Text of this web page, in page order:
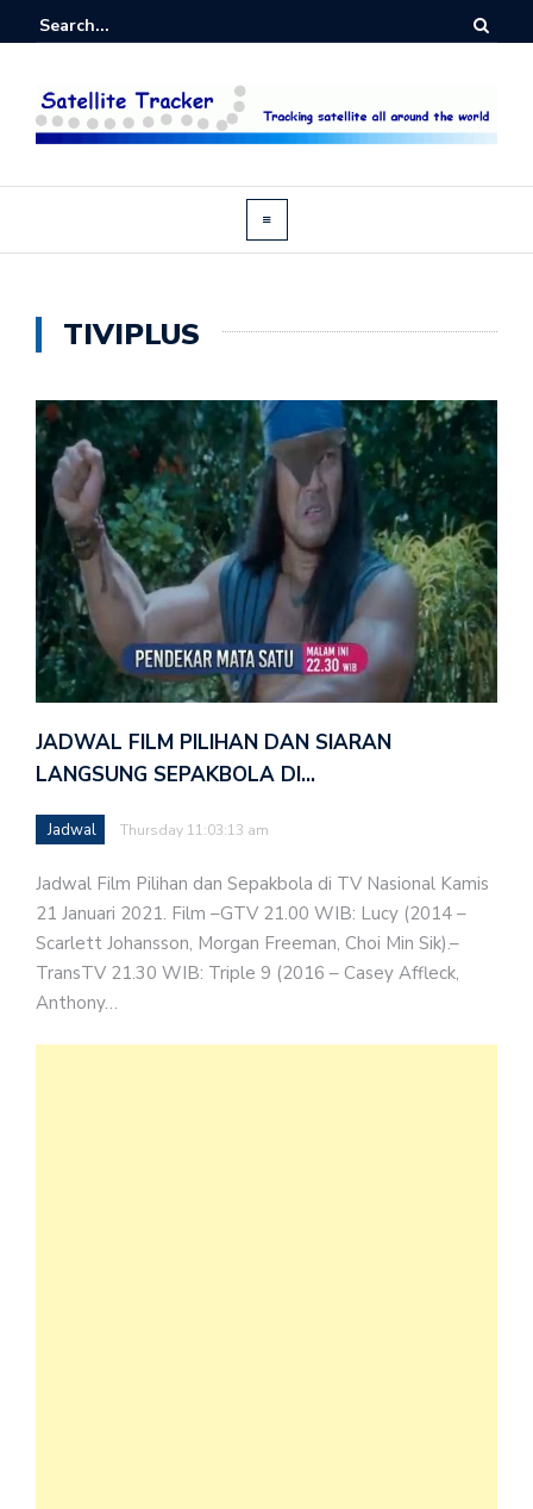
TIVIPLUS
JADWAL FILM PILIHAN DAN SIARAN
LANGSUNG SEPAKBOLA DI…
Jadwal Thursday 11:03:13 am
Jadwal Film Pilihan dan Sepakbola di TV Nasional Kamis
21 Januari 2021. Film –GTV 21.00 WIB: Lucy (2014 –
Scarlett Johansson, Morgan Freeman, Choi Min Sik).–
TransTV 21.30 WIB: Triple 9 (2016 – Casey Affleck,
Anthony…